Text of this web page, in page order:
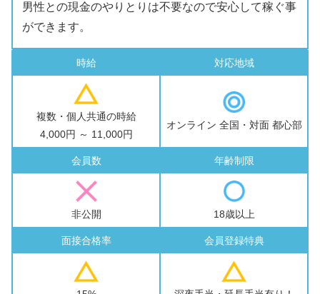
男性との現金のやりとりは不要なので安心して稼ぐ事
ができます。
時給
複数・個人共通の時給
4,000円 ～ 11,000円
対応地域
オンライン 全国・対面 都心部
会員数
非公開
年齢制限
18歳以上
面接合格率 会員登録特典